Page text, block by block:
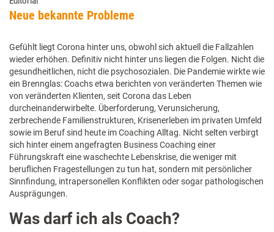
Neue bekannte Probleme
Gefühlt liegt Corona hinter uns, obwohl sich aktuell die Fallzahlen
wieder erhöhen. Definitiv nicht hinter uns liegen die Folgen. Nicht die
gesundheitlichen, nicht die psychosozialen. Die Pandemie wirkte wie
ein Brennglas: Coachs etwa berichten von veränderten Themen wie
von veränderten Klienten, seit Corona das Leben
durcheinanderwirbelte. Überforderung, Verunsicherung,
zerbrechende Familienstrukturen, Krisenerleben im privaten Umfeld
sowie im Beruf sind heute im Coaching Alltag. Nicht selten verbirgt
sich hinter einem angefragten Business Coaching einer
Führungskraft eine waschechte Lebenskrise, die weniger mit
beruflichen Fragestellungen zu tun hat, sondern mit persönlicher
Sinnfindung, intrapersonellen Konflikten oder sogar pathologischen
Ausprägungen.
Was darf ich als Coach?